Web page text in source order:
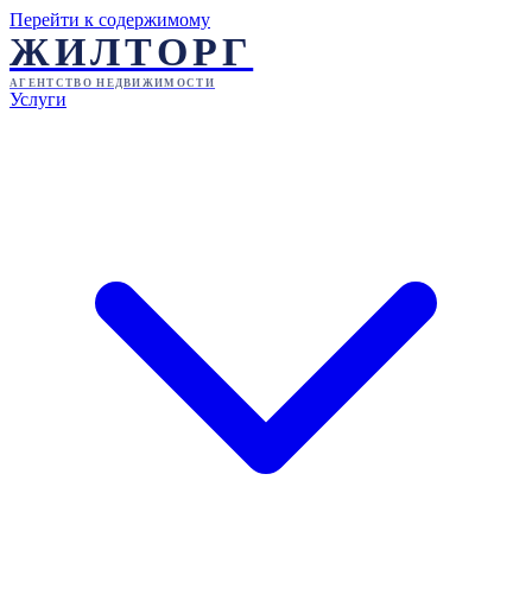
Перейти к содержимому
ЖИЛТОРГ
АГЕНТСТВО НЕДВИЖИМОСТИ
Услуги